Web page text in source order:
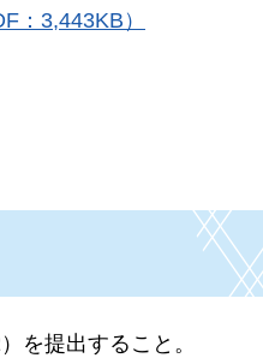
：3,443KB）
を提出すること。